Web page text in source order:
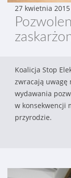
27 kwietnia 2015
Koalicja Stop
zwracają
wydawania
w konsekwencji
przyrodzie.